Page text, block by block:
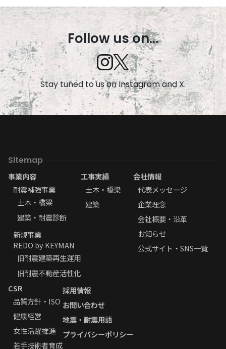
Follow us on...
Stay tuned to us on Instagram and X.
Sitemap
事業内容
耐震補強事業
土木・橋梁
建築・耐震診断
新規事業
REDO by KEYMAN
旧耐震建築再生運用
旧耐震不動産活性化
工事実績
土木・橋梁
建築
会社情報
代表メッセージ
企業理念
会社概要・沿革
お知らせ
公式サイト・SNS一覧
CSR
品質方針・ISO
健康経営
女性活躍推進
若手技術者育成
採用情報
お問い合わせ
地震・耐震用語
プライバシーポリシー